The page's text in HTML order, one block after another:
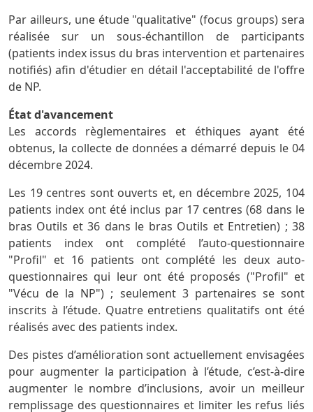
Par ailleurs, une étude "qualitative" (focus groups) sera
réalisée sur un sous-échantillon de participants
(patients index issus du bras intervention et partenaires
notifiés) afin d'étudier en détail l'acceptabilité de l'offre
de NP.
État d'avancement
Les accords règlementaires et éthiques ayant été
obtenus, la collecte de données a démarré depuis le 04
décembre 2024.
Les 19 centres sont ouverts et, en décembre 2025, 104
patients index ont été inclus par 17 centres (68 dans le
bras Outils et 36 dans le bras Outils et Entretien) ; 38
patients index ont complété l’auto-questionnaire
"Profil" et 16 patients ont complété les deux auto-
questionnaires qui leur ont été proposés ("Profil" et
"Vécu de la NP") ; seulement 3 partenaires se sont
inscrits à l’étude. Quatre entretiens qualitatifs ont été
réalisés avec des patients index.
Des pistes d’amélioration sont actuellement envisagées
pour augmenter la participation à l’étude, c’est-à-dire
augmenter le nombre d’inclusions, avoir un meilleur
remplissage des questionnaires et limiter les refus liés